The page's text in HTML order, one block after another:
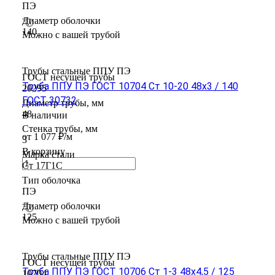
ПЭ
Диаметр оболочки
140
ГОСТ несущей трубы
20295
Диаметр трубы, мм
48
Стенка трубы, мм
3
Марка стали
Ст 17Г1С
Тип оболочка
ПЭ
Диаметр оболочки
125
ГОСТ несущей трубы
Можно с вашей трубой
Трубы стальные ППУ ПЭ
Труба ППУ ПЭ ГОСТ 10704 Ст 10-20 48x3 / 140
ГОСТ 30732
В наличии
от 1 077 ₽/м
В корзину
Можно с вашей трубой
Трубы стальные ППУ ПЭ
Труба ППУ ПЭ ГОСТ 10706 Ст 1-3 48x4,5 / 125